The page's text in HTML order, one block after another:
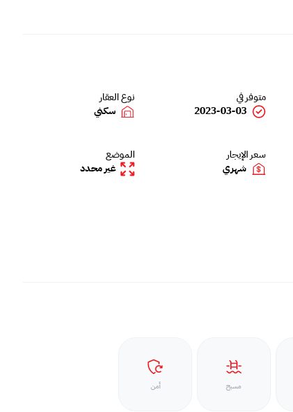
متوفر في
2023-03-03
نوع العقار
سكني
سعر الإيجار
شهري
الموضع
غير محدد
مسبح أمن